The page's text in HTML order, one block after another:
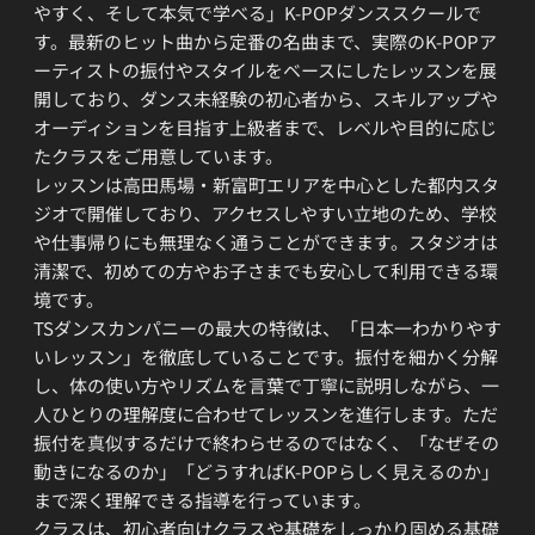
やすく、そして本気で学べる」K-POPダンススクールで
す。最新のヒット曲から定番の名曲まで、実際のK-POPア
ーティストの振付やスタイルをベースにしたレッスンを展
開しており、ダンス未経験の初心者から、スキルアップや
オーディションを目指す上級者まで、レベルや目的に応じ
たクラスをご用意しています。
レッスンは高田馬場・新富町エリアを中心とした都内スタ
ジオで開催しており、アクセスしやすい立地のため、学校
や仕事帰りにも無理なく通うことができます。スタジオは
清潔で、初めての方やお子さまでも安心して利用できる環
境です。
TSダンスカンパニーの最大の特徴は、「日本一わかりやす
いレッスン」を徹底していることです。振付を細かく分解
し、体の使い方やリズムを言葉で丁寧に説明しながら、一
人ひとりの理解度に合わせてレッスンを進行します。ただ
振付を真似するだけで終わらせるのではなく、「なぜその
動きになるのか」「どうすればK-POPらしく見えるのか」
まで深く理解できる指導を行っています。
クラスは、初心者向けクラスや基礎をしっかり固める基礎